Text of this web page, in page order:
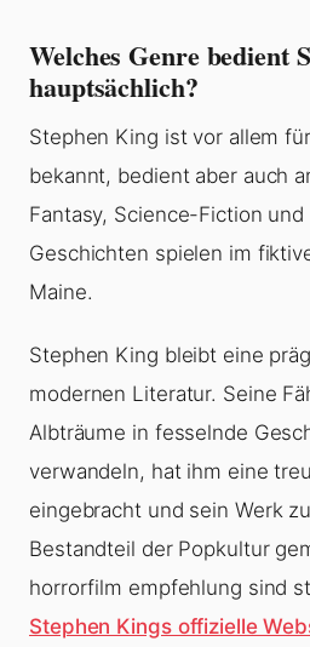
Welches Genre bedient
hauptsächlich?
Stephen King ist vor allem
bekannt, bedient aber auch
Fantasy, Science-Fiction
Geschichten spielen im
Maine.
Stephen King bleibt eine
modernen Literatur. Seine
Albträume in fesselnde
verwandeln, hat ihm eine
eingebracht und sein Werk
Bestandteil der Popkultur
horrorfilm empfehlung sind
Stephen Kings offizielle